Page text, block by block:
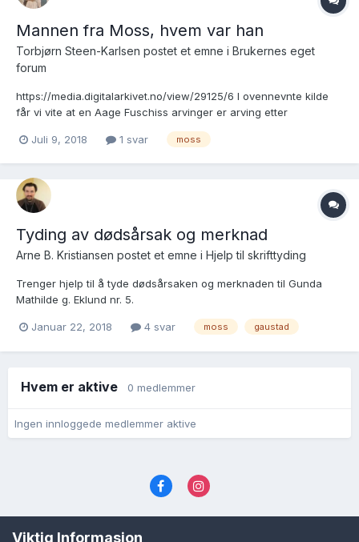
Mannen fra Moss, hvem var han
Torbjørn Steen-Karlsen postet et emne i Brukernes eget
forum
https://media.digitalarkivet.no/view/29125/6 I ovennevnte kilde
får vi vite at en Aage Fuschiss arvinger er arving etter
bodd i Moss. Hvem kan dette være? Han er trolig gift med Maren
Juli 9, 2018 1 svar moss
Tyding av dødsårsak og merknad
Arne B. Kristiansen postet et emne i Hjelp til skrifttyding
Trenger hjelp til å tyde dødsårsaken og merknaden til Gunda
Mathilde g. Eklund nr. 5.
https://media.digitalarkivet.no/view/25944/55007/43 Ser i
merknaden at hun dør på Gaustad asyl [??]..... Skulle ikke
Januar 22, 2018 4 svar moss gaustad
Hvem er aktive 0 medlemmer
Ingen innloggede medlemmer aktive
Viktig Informasjon